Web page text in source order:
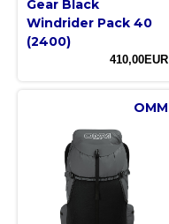
Gear Black
Windrider Pack 40
(2400)
410,00EUR
OMM